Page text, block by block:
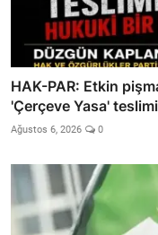
HAK-PAR: Etkin
'Çerçeve Yasa'
Ağustos 6, 2026 0